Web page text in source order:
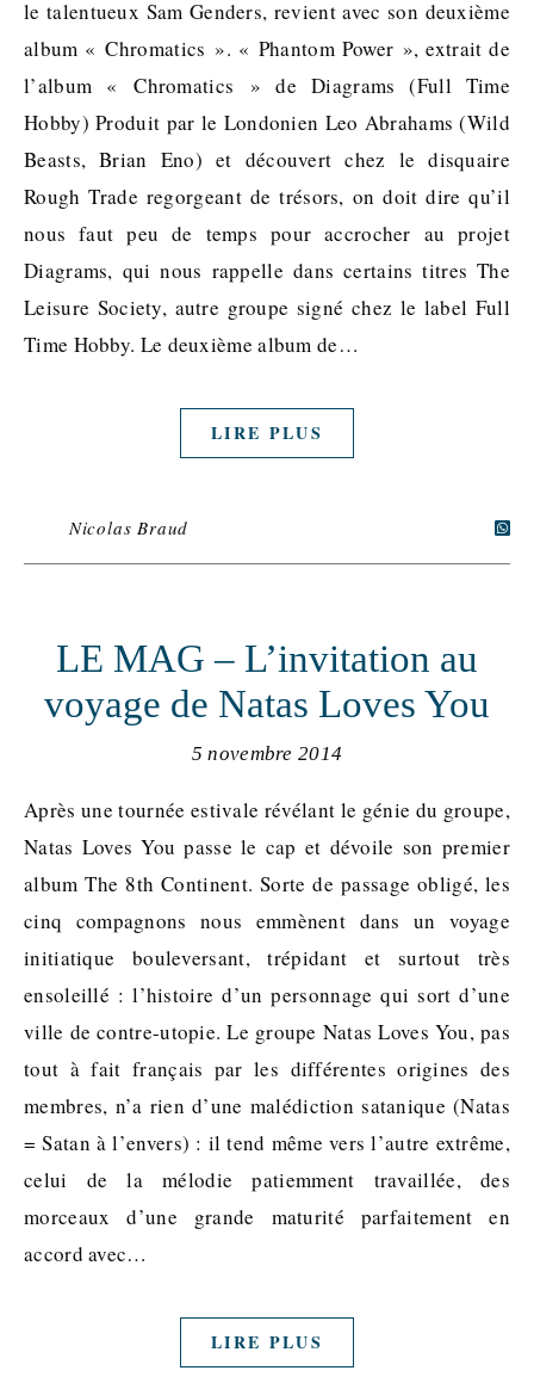
le talentueux Sam Genders, revient avec son deuxième
album « Chromatics ». « Phantom Power », extrait de
l’album « Chromatics » de Diagrams (Full Time
Hobby) Produit par le Londonien Leo Abrahams (Wild
Beasts, Brian Eno) et découvert chez le disquaire
Rough Trade regorgeant de trésors, on doit dire qu’il
nous faut peu de temps pour accrocher au projet
Diagrams, qui nous rappelle dans certains titres The
Leisure Society, autre groupe signé chez le label Full
Time Hobby. Le deuxième album de…
LIRE PLUS
Nicolas Braud
LE MAG – L’invitation au
voyage de Natas Loves You
5 novembre 2014
Après une tournée estivale révélant le génie du groupe,
Natas Loves You passe le cap et dévoile son premier
album The 8th Continent. Sorte de passage obligé, les
cinq compagnons nous emmènent dans un voyage
initiatique bouleversant, trépidant et surtout très
ensoleillé : l’histoire d’un personnage qui sort d’une
ville de contre-utopie. Le groupe Natas Loves You, pas
tout à fait français par les différentes origines des
membres, n’a rien d’une malédiction satanique (Natas
= Satan à l’envers) : il tend même vers l’autre extrême,
celui de la mélodie patiemment travaillée, des
morceaux d’une grande maturité parfaitement en
accord avec…
LIRE PLUS